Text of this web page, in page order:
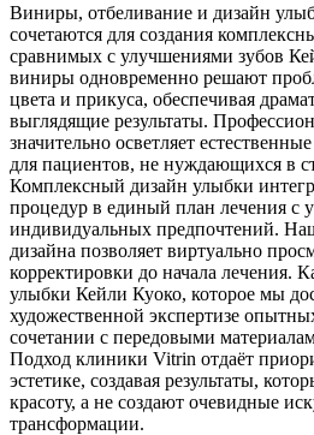
Виниры, отбеливание и дизайн
сочетаются для создания
сравнимых с улучшениями зубов
виниры одновременно решают
цвета и прикуса, обеспечивая
выглядящие результаты.
значительно осветляет
для пациентов, не нуждающихся в
Комплексный дизайн улыбки
процедур в единый план лечения с
индивидуальных предпочтений.
дизайна позволяет виртуально
корректировки до начала лечения.
улыбки Кейли Куоко, которое мы
художественной экспертизе
сочетании с передовыми
Подход клиники Vitrin отдаёт
эстетике, создавая результаты,
красоту, а не создают очевидные
трансформации.